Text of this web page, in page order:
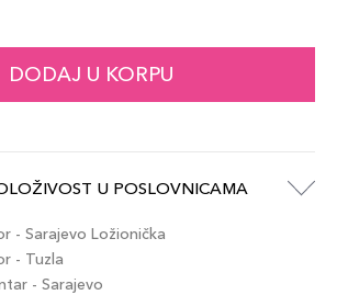
DODAJ U KORPU
U POSLOVNICAMA
- Sarajevo Ložionička
- Tuzla
- Sarajevo